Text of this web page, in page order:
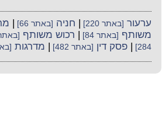
ערעור [באתר 220] | חניה [באתר 66] |
משותף [באתר 84] | רכוש משותף [באתר
284]
| פסק דין [באתר 482] | מדרגות